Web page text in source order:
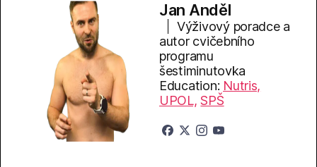
Jan Anděl
Výživový poradce a
autor cvičebního
programu
šestiminutovka
Education: Nutris,
UPOL, SPŠ